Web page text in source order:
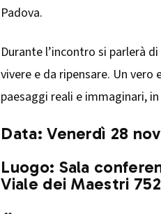
Padova.
Durante l’incontro si parlerà
vivere e da ripensare. Un vero
paesaggi reali e immaginari,
Data: Venerdì 28
Luogo: Sala
Viale dei Maestri